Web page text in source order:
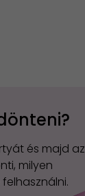
és majd az
milyen